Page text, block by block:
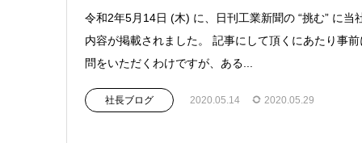
令和2年5月14日 (木) に、日刊工業新聞の “挑む” に当
内容が掲載されました。 記事にして頂くにあたり事前
問をいただくわけですが、ある...
社長ブログ 2020.05.14 2020.05.29